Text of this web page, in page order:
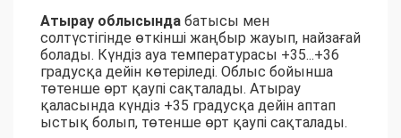
Атырау облысында батысы мен
солтүстігінде өткінші жаңбыр жауып, найзағай
болады. Күндіз ауа температурасы +35...+36
градусқа дейін көтеріледі. Облыс бойынша
төтенше өрт қаупі сақталады. Атырау
қаласында күндіз +35 градусқа дейін аптап
ыстық болып, төтенше өрт қаупі сақталады.